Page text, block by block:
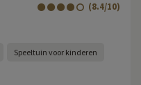
(8.4/10)
Speeltuin voor kinderen